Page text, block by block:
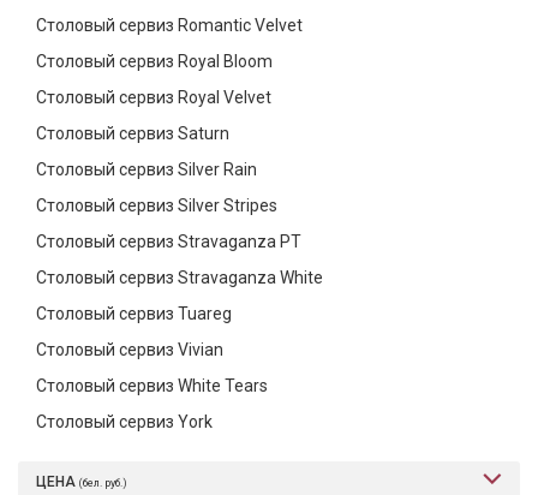
Столовый сервиз Romantic Velvet
Столовый сервиз Royal Bloom
Столовый сервиз Royal Velvet
Столовый сервиз Saturn
Столовый сервиз Silver Rain
Столовый сервиз Silver Stripes
Столовый сервиз Stravaganza PT
Столовый сервиз Stravaganza White
Столовый сервиз Tuareg
Столовый сервиз Vivian
Столовый сервиз White Tears
Столовый сервиз York
ЦЕНА (бел. руб.)